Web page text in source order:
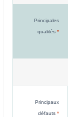
Principales
qualités *
Principaux
défauts *